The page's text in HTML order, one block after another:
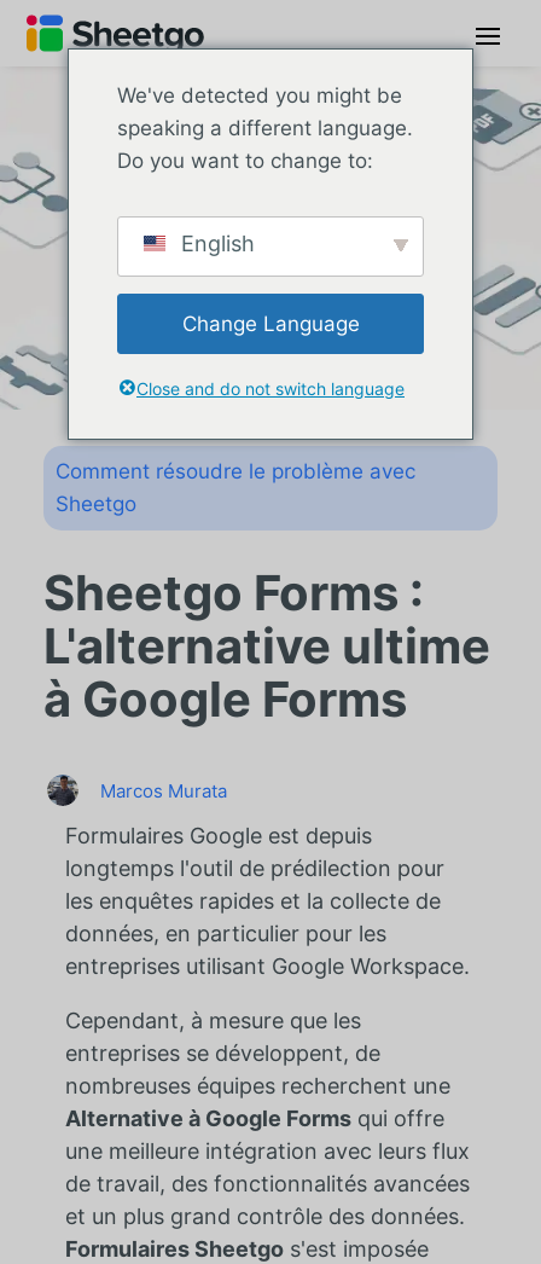
Comment résoudre le problème avec
Sheetgo
Sheetgo Forms :
L'alternative ultime
à Google Forms
Marcos Murata
Formulaires Googleest depuis
longtemps l'outil de prédilection pour
les enquêtes rapides et la collecte de
données, en particulier pour les
entreprises utilisant Google Workspace.
Cependant, à mesure que les
entreprises se développent, de
nombreuses équipes recherchent une
Alternative à Google Formsqui offre
une meilleure intégration avec leurs flux
de travail, des fonctionnalités avancées
et un plus grand contrôle des données.
Formulaires Sheetgos'est imposée
We've detected you might be
speaking a different language.
Do you want to change to:
English
Change Language
Close and do not switch language